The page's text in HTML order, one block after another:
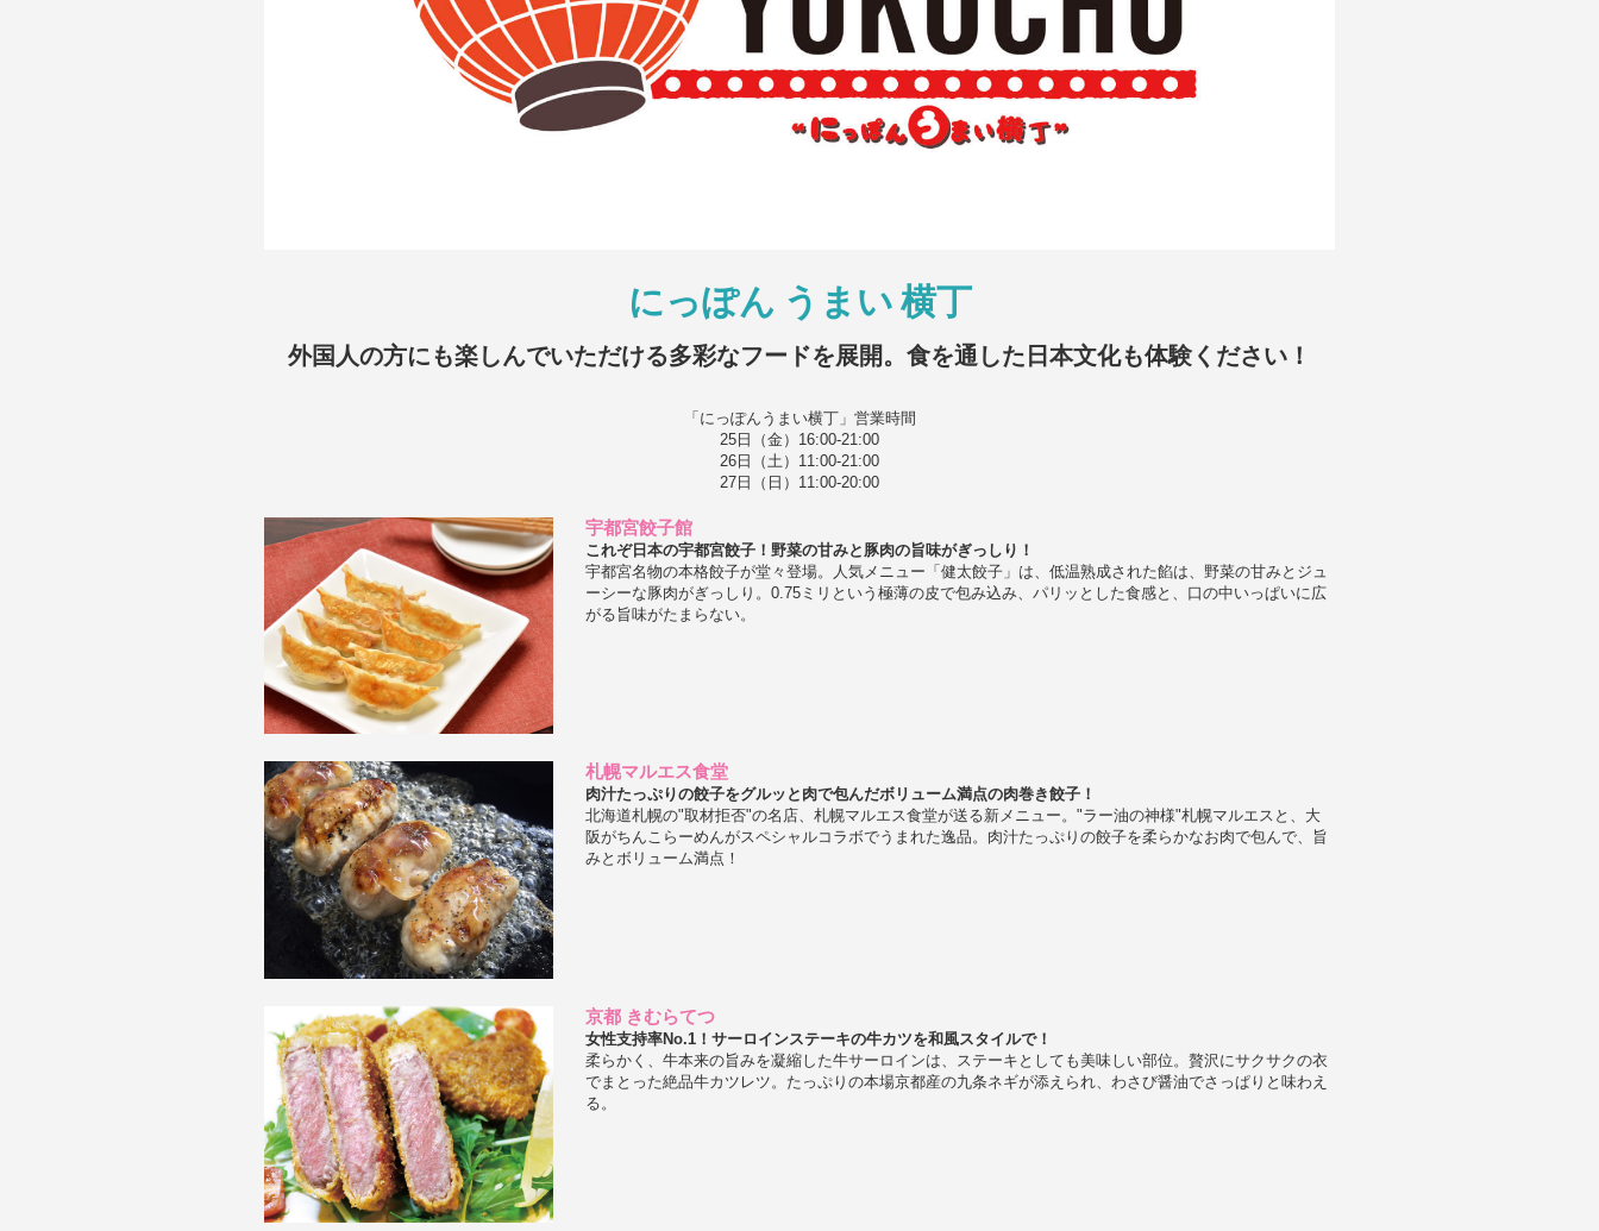
にっぽん うまい 横丁
外国人の方にも楽しんでいただける多彩なフードを展開。食を通した日本文化も体験ください！
「にっぽんうまい横丁」営業時間
25日（金）16:00-21:00
26日（土）11:00-21:00
27日（日）11:00-20:00
宇都宮餃子館
これぞ日本の宇都宮餃子！野菜の甘みと豚肉の旨味がぎっしり！
宇都宮名物の本格餃子が堂々登場。人気メニュー「健太餃子」は、低温熟成された餡は、野菜の甘みとジュ
ーシーな豚肉がぎっしり。0.75ミリという極薄の皮で包み込み、パリッとした食感と、口の中いっぱいに広
がる旨味がたまらない。
札幌マルエス食堂
肉汁たっぷりの餃子をグルッと肉で包んだボリューム満点の肉巻き餃子！
北海道札幌の"取材拒否"の名店、札幌マルエス食堂が送る新メニュー。"ラー油の神様"札幌マルエスと、大
阪がちんこらーめんがスペシャルコラボでうまれた逸品。肉汁たっぷりの餃子を柔らかなお肉で包んで、旨
みとボリューム満点！
京都 きむらてつ
女性支持率No.1！サーロインステーキの牛カツを和風スタイルで！
柔らかく、牛本来の旨みを凝縮した牛サーロインは、ステーキとしても美味しい部位。贅沢にサクサクの衣
でまとった絶品牛カツレツ。たっぷりの本場京都産の九条ネギが添えられ、わさび醤油でさっぱりと味わえ
る。